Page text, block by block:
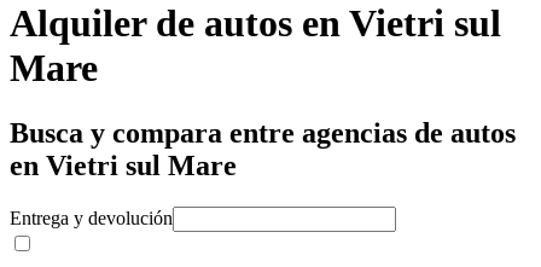
Alquiler de autos en Vietri sul
Mare
Busca y compara entre agencias de autos
en Vietri sul Mare
Entrega y devolución